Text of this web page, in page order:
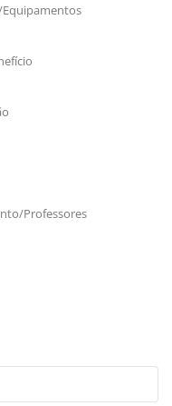
Professores